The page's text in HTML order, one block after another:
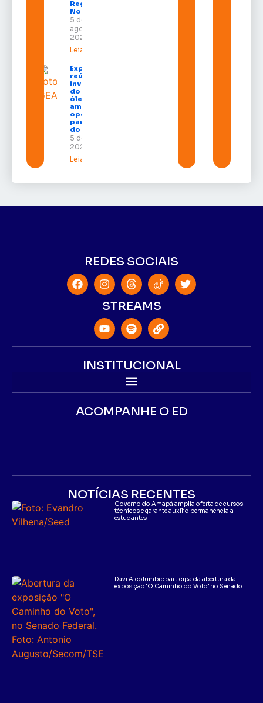
Região
Norte
5 de
agosto de
2026
Leia mais »
Expofeira 2026
reúne grandes
investidores
do setor de
óleo e gás e
amplia
oportunidades
para empresas
do Amapá
5 de agosto de
2026
Leia mais »
REDES SOCIAIS
STREAMS
INSTITUCIONAL
ACOMPANHE O ED
NOTÍCIAS RECENTES
Governo do Amapá amplia oferta de cursos
técnicos e garante auxílio permanência a
estudantes
Davi Alcolumbre participa da abertura da
exposição ‘O Caminho do Voto’ no Senado